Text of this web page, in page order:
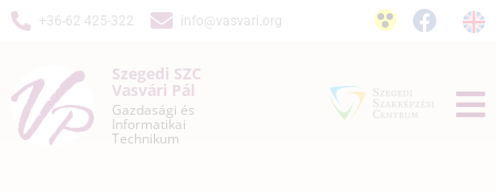
+36-62 425-322 info@vasvari.org
Szegedi SZC
Vasvári Pál
Gazdasági és
Informatikai
Technikum